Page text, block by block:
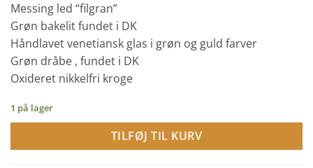
Messing led “filgran”
Grøn bakelit fundet i DK
Håndlavet venetiansk glas i grøn og guld farver
Grøn dråbe , fundet i DK
Oxideret nikkelfri kroge
1 på lager
TILFØJ TIL KURV